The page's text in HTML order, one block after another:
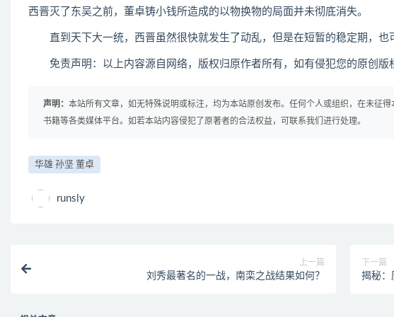
西晋灭了东吴之前，董卓铸小钱所造成的以物换物的局面并未彻底消失。
直到天下大一统，西晋虽然很快就发生了动乱，但是在短暂的稳定期，也
免责声明：以上内容源自网络，版权归原作者所有，如有侵犯您的原创版
声明： 本站所有文章，如无特殊说明或标注，均为本站原创发布。任何个人或组织，在未征
书籍等各类媒体平台。如若本站内容侵犯了原著者的合法权益，可联系我们进行处理。
华雄 孙坚 董卓
runsly
上一篇
刘秀最著名的一战，南栾之战结果如何？
下一篇
揭秘：